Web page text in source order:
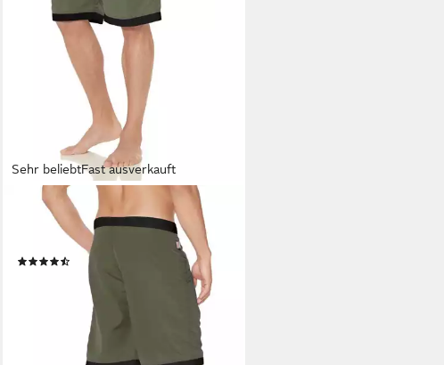
Sehr beliebtFast ausverkauft
LONSDALE
Boardshorts CLENNELL Badeshorts,
Innenhose aus Mesh
(2354)
UVP
lieferbar - in 1-2 Werktagen bei dir